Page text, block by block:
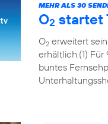
MEHR ALS 30
O2 startet
O2 erweitert
erhältlich.(1)
buntes